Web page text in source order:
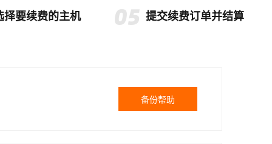
择要续费的主机 提交续费订单并结算
备份帮助